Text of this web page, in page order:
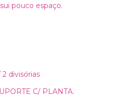
pouco espaço.
divisórias
C/ PLANTA.